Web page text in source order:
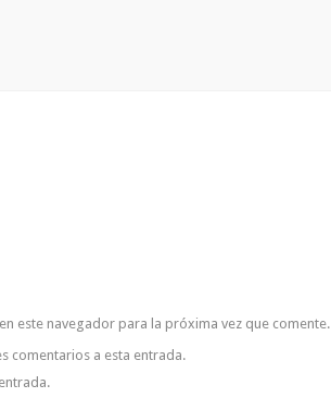
este navegador para la próxima vez que comente.
comentarios a esta entrada.